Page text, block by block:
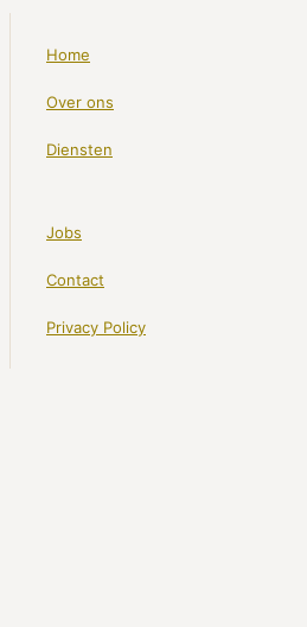
Home
Over ons
Diensten
Jobs
Contact
Privacy Policy